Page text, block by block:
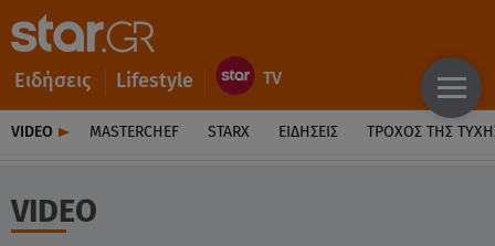
Ειδήσεις Lifestyle
VIDEO MASTERCHEF STARX ΕΙΔΉΣΕΙΣ ΤΡΟΧΌΣ ΤΗΣ
VIDEO